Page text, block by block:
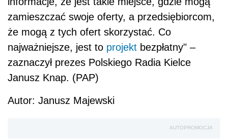
zamieszczać swoje oferty, a przedsiębiorcom,
że mogą z tych ofert skorzystać. Co
najważniejsze, jest to projekt bezpłatny" –
zaznaczył prezes Polskiego Radia Kielce
Janusz Knap. (PAP)
Autor: Janusz Majewski
AUTOPROMOCJA